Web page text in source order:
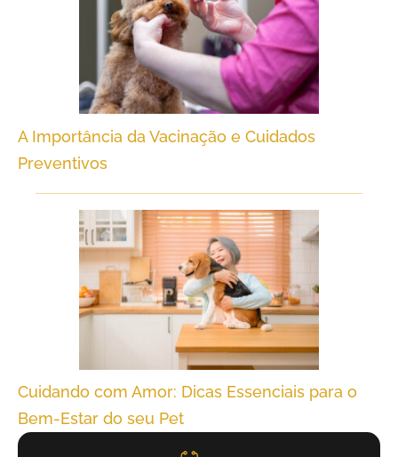
A Importância da Vacinação e Cuidados
Preventivos
Cuidando com Amor: Dicas Essenciais para o
Bem-Estar do seu Pet